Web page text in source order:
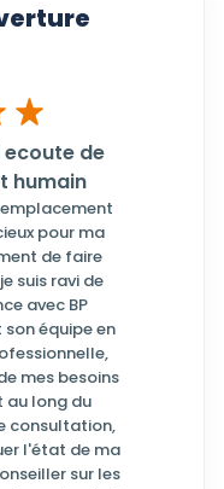
de
humain
pour ma
de faire
suis ravi de
avec BP
son équipe en
mes besoins
long du
consultation,
l'état de ma
sur les